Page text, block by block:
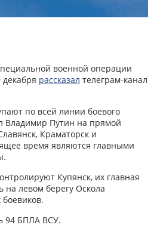
военной операции
рассказал телеграм-канал
по всей линии боевого
Владимир Путин на прямой
Краматорск и
время являются главными
Купянск, их главная
левом берегу Оскола
боевиков.
94 БПЛА ВСУ.